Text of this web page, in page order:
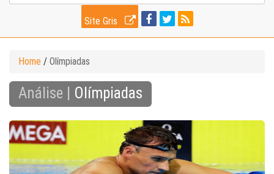
Site Gris
Home / Olímpiadas
Análise | Olímpiadas